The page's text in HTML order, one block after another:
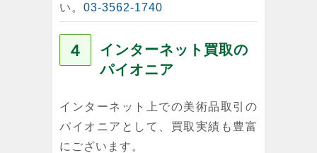
い。 03-3562-1740
４
インターネット買取の
パイオニア
インターネット上での美術品取引の
パイオニアとして、買取実績も豊富
にございます。